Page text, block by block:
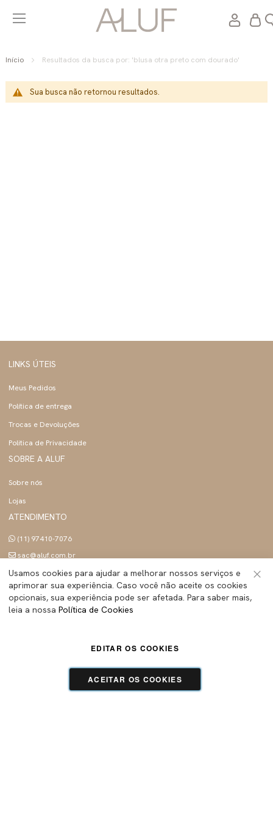
Meu
Início Resultados da busca por: 'blusa otra preto com dourado'
Sua busca não retornou resultados.
LINKS ÚTEIS
Meus Pedidos
Política de entrega
Trocas e Devoluções
Politica de Privacidade
SOBRE A ALUF
Sobre nós
Lojas
ATENDIMENTO
(11) 97410-7076
sac@aluf.com.br
Seg a sex 09h às 18h
SIGA A ALUF
ALUF BRASIL INDUSTRIA E COMERCIO LTDA- Todos os direitos reservados | CNPJ:
45.283.755/0001-89
Dizy Commerce
Usamos cookies para ajudar a melhorar nossos serviços e
aprimorar sua experiência. Caso você não aceite os cookies
opcionais, sua experiência pode ser afetada. Para saber mais,
leia a nossa Política de Cookies
ACEITAR OS COOKIES
EDITAR OS COOKIES